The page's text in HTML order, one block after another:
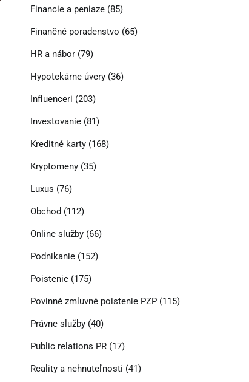
Financie a peniaze(85)
Finančné poradenstvo (65)
HR a nábor(79)
Hypotekárne úvery(36)
Influenceri (203)
Investovanie(81)
Kreditné karty(168)
Kryptomeny(35)
Luxus (76)
Obchod (112)
Online služby(66)
Podnikanie(152)
Poistenie(175)
Povinné zmluvné poistenie PZP(115)
Právne služby(40)
Public relations PR(17)
Reality a nehnuteľnosti (41)